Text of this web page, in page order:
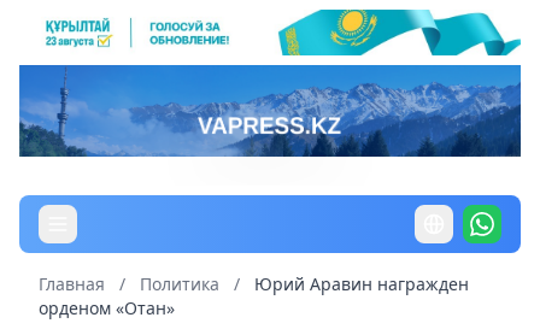
Главная / Политика /
Юрий Аравин награжден
орденом «Отан»